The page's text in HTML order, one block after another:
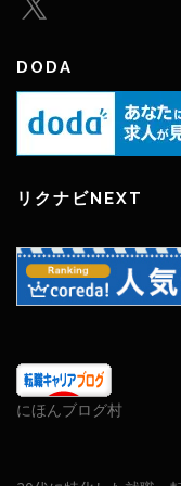
DODA
リクナビNEXT
にほんブログ村